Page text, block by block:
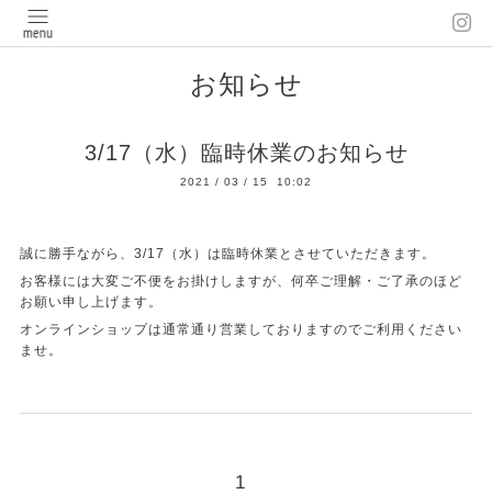
お知らせ
3/17（水）臨時休業のお知らせ
2021 / 03 / 15 10:02
誠に勝手ながら、3/17（水）は臨時休業とさせていただきます。
お客様には大変ご不便をお掛けしますが、何卒ご理解・ご了承のほど
お願い申し上げます。
オンラインショップは通常通り営業しておりますのでご利用ください
ませ。
1